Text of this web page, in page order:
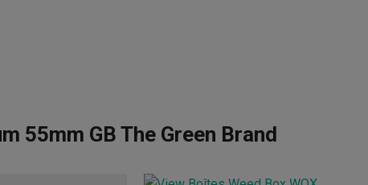
55mm GB The Green Brand